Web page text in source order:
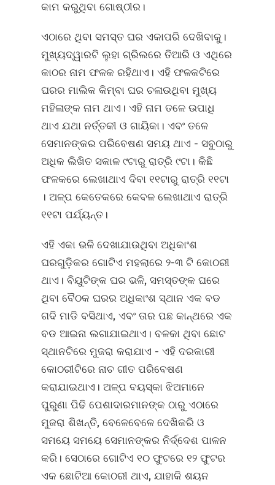
କାମ କରୁଥିବା ଗୋଷ୍ଠୀର।
ଏଠାରେ ଥିବା ସମସ୍ତ ଘର ଏକାପରି ଦେଖିବାକୁ।
ମୁଖ୍ୟଦ୍ୱାରଟି ଲୁହା ଗ୍ରିଲରେ ତିଆରି ଓ ଏଥିରେ
କାଠର ନାମ ଫଳକ ରହିଥାଏ। ଏହି ଫଳକଟିରେ
ଘରର ମାଲିକ କିମ୍ବା ଘର ଚଳାଉଥିବା ମୁଖ୍ୟ
ମହିଳାଙ୍କ ନାମ ଥାଏ। ଏହି ନାମ ତଳେ ଉପାଧି
ଥାଏ ଯଥା ନର୍ତ୍ତକୀ ଓ ଗାୟିକା। ଏବଂ ତଳେ
ସେମାନଙ୍କର ପରିବେଷଣ ସମୟ ଥାଏ - ସବୁଠାରୁ
ଅଧିକ ଲିଖିତ ସକାଳ ୯ଟାରୁ ରାତ୍ରି ୯ଟା। କିଛି
ଫଳକରେ ଲେଖାଥାଏ ଦିବା ୧୧ଟାରୁ ରାତ୍ରି ୧୧ଟା
। ଅଳ୍ପ କେତେକରେ କେବଳ ଲେଖାଥାଏ ରାତ୍ରି
୧୧ଟା ପର୍ଯ୍ୟନ୍ତ।
ଏହି ଏକା ଭଳି ଦେଖାଯାଉଥିବା ଅଧିକାଂଶ
ଘରଗୁଡ଼ିକର ଗୋଟିଏ ମହଲାରେ ୨-୩ ଟି କୋଠରୀ
ଥାଏ। ବିୟୁଟିଙ୍କ ଘର ଭଳି, ସମସ୍ତଙ୍କ ଘରେ
ଥିବା ବୈଠକ ଘରର ଅଧିକାଂଶ ସ୍ଥାନ ଏକ ବଡ
ଗଦି ମାଡି ବସିଥାଏ, ଏବଂ ତାର ପଛ କାନ୍ଥରେ ଏକ
ବଡ ଆଇନା ଲଗାଯାଇଥାଏ। ବଳକା ଥିବା ଛୋଟ
ସ୍ଥାନଟିରେ ମୁଜରା କରାଯାଏ - ଏହି ଦରକାରୀ
କୋଠରୀଟିରେ ନାଚ ଗୀତ ପରିବେଷଣ
କରାଯାଇଥାଏ। ଅଳ୍ପ ବୟସ୍କା ଝିଅମାନେ
ପୁରୁଣା ପିଢି ପେଶାଦାରମାନଙ୍କ ଠାରୁ ଏଠାରେ
ମୁଜରା ଶିଖନ୍ତି, ବେଳେବେଳେ ଦେଖିକରି ଓ
ସମୟେ ସମୟେ ସେମାନଙ୍କର ନିର୍ଦ୍ଦେଶ ପାଳନ
କରି। ସେଠାରେ ଗୋଟିଏ ୧୦ ଫୁଟରେ ୧୨ ଫୁଟର
ଏକ ଛୋଟିଆ କୋଠରୀ ଥାଏ, ଯାହାକି ଶୟନ